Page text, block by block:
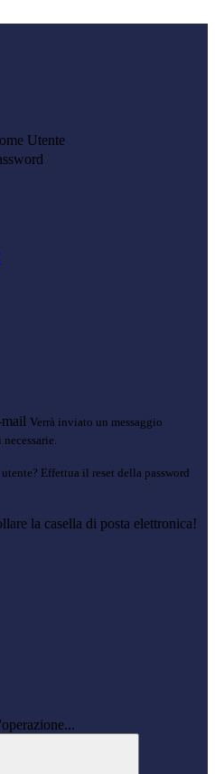
Utente
Verrà inviato un messaggio
Effettua il reset della password
la casella di posta elettronica!